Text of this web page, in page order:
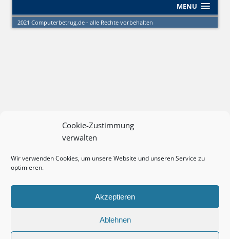
Cookie-Zustimmung
verwalten
Wir verwenden Cookies, um unsere Website und unseren Service zu
optimieren.
Akzeptieren
Ablehnen
MENU
2021 Computerbetrug.de - alle Rechte vorbehalten